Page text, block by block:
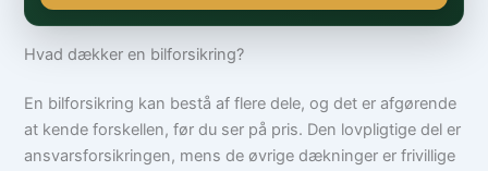
Hvad dækker en bilforsikring?
En bilforsikring kan bestå af flere dele, og det er afgørende
at kende forskellen, før du ser på pris. Den lovpligtige del er
ansvarsforsikringen, mens de øvrige dækninger er frivillige